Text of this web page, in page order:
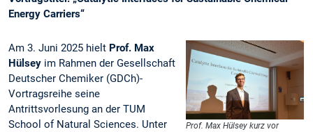
Energy Carriers“
Prof. Max Hülsey kurz vor
Am 3. Juni 2025 hielt Prof. Max
Hülsey im Rahmen der Gesellschaft
Deutscher Chemiker (GDCh)-
Vortragsreihe seine
Antrittsvorlesung an der TUM
School of Natural Sciences. Unter